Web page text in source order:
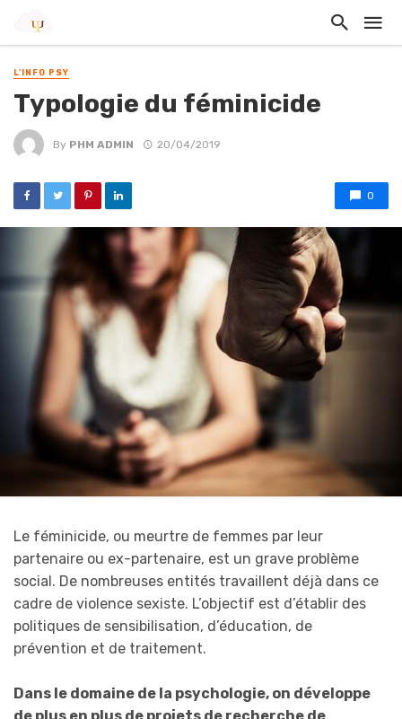
L'INFO PSY
Typologie du féminicide
By PHM ADMIN 20/04/2019
0
Le féminicide, ou meurtre de femmes par leur
partenaire ou ex-partenaire, est un grave problème
social. De nombreuses entités travaillent déjà dans ce
cadre de violence sexiste. L’objectif est d’établir des
politiques de sensibilisation, d’éducation, de
prévention et de traitement.
Dans le domaine de la psychologie, on développe